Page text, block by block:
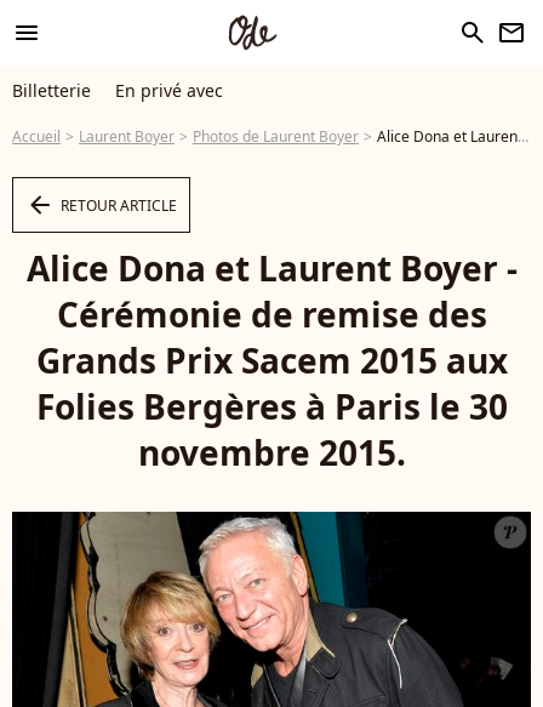
menu search newsletter
Billetterie En privé avec
Accueil Laurent Boyer Photos de Laurent Boyer Alice Dona et Laurent Boyer - Cérémonie de remise des Grands Prix Sacem 2015 aux Folies Bergères à Paris le 30 novembre 2015. © Veeren / Bestimage - Photo
arrow_left RETOUR ARTICLE
Alice Dona et Laurent Boyer -
Cérémonie de remise des
Grands Prix Sacem 2015 aux
Folies Bergères à Paris le 30
novembre 2015.